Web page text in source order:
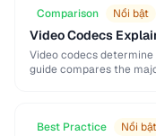
Comparison Nổi bật
Video Codecs
Video codecs determine
guide compares the
Best Practice Nổi bật